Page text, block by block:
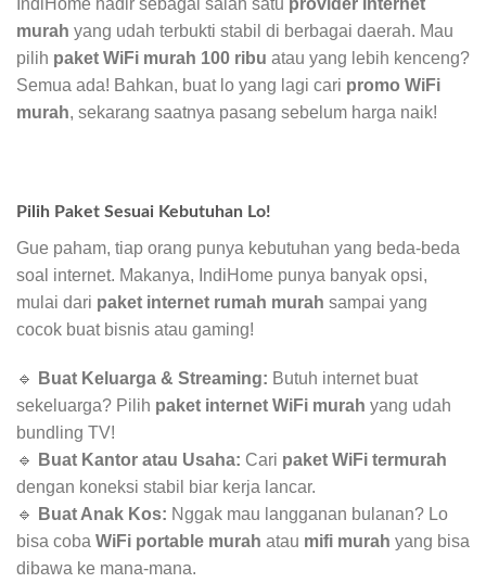
IndiHome hadir sebagai salah satu provider internet
murah yang udah terbukti stabil di berbagai daerah. Mau
pilih paket WiFi murah 100 ribu atau yang lebih kenceng?
Semua ada! Bahkan, buat lo yang lagi cari promo WiFi
murah, sekarang saatnya pasang sebelum harga naik!
Pilih Paket Sesuai Kebutuhan Lo!
Gue paham, tiap orang punya kebutuhan yang beda-beda
soal internet. Makanya, IndiHome punya banyak opsi,
mulai dari paket internet rumah murah sampai yang
cocok buat bisnis atau gaming!
🔹 Buat Keluarga & Streaming: Butuh internet buat
sekeluarga? Pilih paket internet WiFi murah yang udah
bundling TV!
🔹
Buat Kantor atau Usaha: Cari paket WiFi termurah
dengan koneksi stabil biar kerja lancar.
🔹
Buat Anak Kos: Nggak mau langganan bulanan? Lo
bisa coba WiFi portable murah atau mifi murah yang bisa
dibawa ke mana-mana.